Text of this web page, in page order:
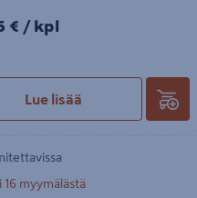
kpl
€ / kpl
Lue lisää
16 myymälästä